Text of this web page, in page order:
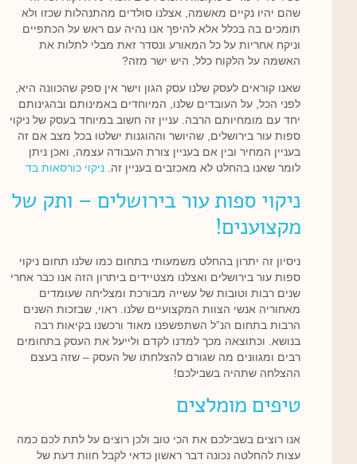
שהם יהיו נקיים מאשמה, אצלנו סולדים מהתנהלות שכזו ולא
תומכים בה בכלל אלא להיפך אנו נהיה עם ראש על הכתפיים
וניקח אחריות על כל המאורע ונסדר זאת מבלי לתלות את
האשמה על הלקוח כלל, היש ישר מזה?
שאנו קוראים לעסק שלנו עסק הגון וישר אין ספק שהכוונה היא,
לפני הכל, על העובדים שלנו, המיוחדים באמינותם ובהגינותם
יחד עם מומחיותם הרבה. עניין זה חשוב במיוחד בעסק של ניקוי
ספות עור בירושלים, שהיושר וההוגנות ישלטו בכל מצב אם זה
בעניין המחיר ובין אם בעניין צורת העבודה עצמה, ואכן ניתן
לומר שאנו בהחלט לא מאכזבים בעניין זה. ניקוי כורסאות בד
ניקוי ספות עור בירושלים – ותק של
מקצוענים!
ניסיון זה יתרון בהחלט משמעותי בתחום כמו שלנו תחום ניקוי
ספות עור בירושלים ואצלנו מצטיידים ביתרון הזה אנו כבר אחרי
שנים רבות וטובות של עשייה מבורכת ומצליחה שעומדים
מאחוריה אנשי הצוות המקצועיים שלנו. ראוי, שבזכות השנים
הרבות בתחום הנ”ל השתפשפנו מאוד ורכשנו בקיאות רבה
בנושא. וכתוצאה מכך למדנו לקדם ולייעל את העסק בתחומים
רבים ומגוונים מה שגורם להצלחתו של העסק – שזה בעצם
ההצלחה שתהיה בשבילכם!
טיפים מומלצים
אנו רוצים בשבילכם את הכי טוב ולכן רוצים על לתת לכם כמה
עצות להחלטה נכונה דבר ראשון כדאי לקבל חוות דעת של